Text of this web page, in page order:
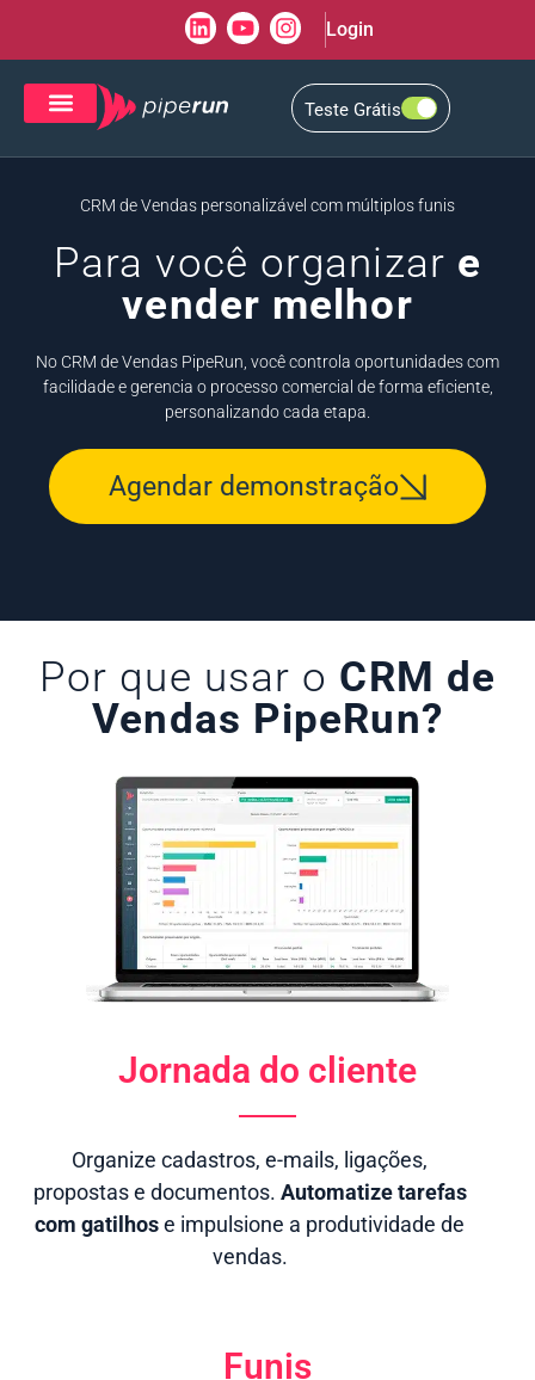
Login
Teste Grátis
CRM de Vendas personalizável com múltiplos funis
Para você organizar e
vender melhor
No CRM de Vendas PipeRun, você controla oportunidades com
facilidade e gerencia o processo comercial de forma eficiente,
personalizando cada etapa.
Agendar demonstração
Por que usar o CRM de
Vendas PipeRun?
Jornada do cliente
Organize cadastros, e-mails, ligações,
propostas e documentos. Automatize tarefas
com gatilhose impulsione a produtividade de
vendas.
Funis